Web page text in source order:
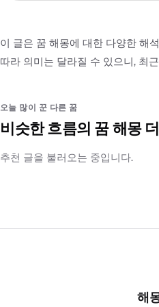
이 글은 꿈 해몽에 대한 다양한 해
따라 의미는 달라질 수 있으니, 최
오늘 많이 꾼 다른 꿈
비슷한 흐름의 꿈 해몽
추천 글을 불러오는 중입니다.
해